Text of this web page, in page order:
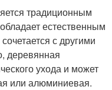
традиционным
естественным
с другими
деревянная
ухода и может
или алюминиевая.